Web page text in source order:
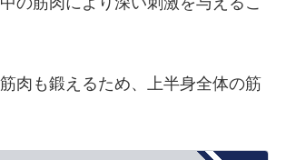
肉も鍛えるため、上半身全体の筋